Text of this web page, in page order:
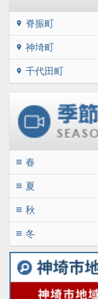
location_on 脊振町
location_on 神埼町
location_on 千代田町
apps 春
apps 夏
apps 秋
apps 冬